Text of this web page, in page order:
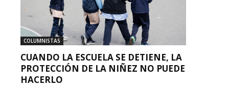
COLUMNISTAS
CUANDO LA ESCUELA SE DETIENE, LA
PROTECCIÓN DE LA NIÑEZ NO PUEDE
HACERLO